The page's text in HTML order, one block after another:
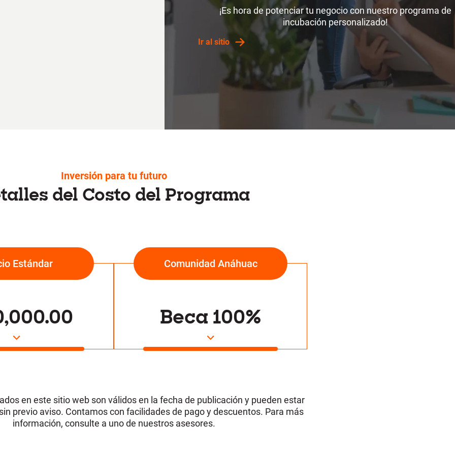
¡Es hora de potenciar tu negocio con nuestro programa de
incubación personalizado!
Ir al sitio
Inversión para tu futuro
del Costo del Programa
Estándar Comunidad Anáhuac
Beca 100%
en este sitio web son válidos en la fecha de publicación y pueden estar
previo aviso. Contamos con facilidades de pago y descuentos. Para más
información, consulte a uno de nuestros asesores.